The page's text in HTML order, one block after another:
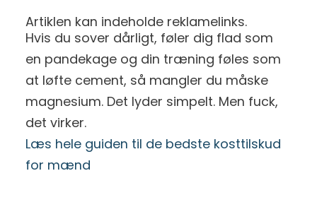
Artiklen kan indeholde reklamelinks.
Hvis du sover dårligt, føler dig flad som
en pandekage og din træning føles som
at løfte cement, så mangler du måske
magnesium. Det lyder simpelt. Men fuck,
det virker.
Læs hele guiden til de bedste kosttilskud
for mænd